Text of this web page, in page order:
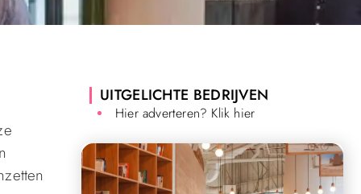
UITGELICHTE BEDRIJVEN
Hier adverteren? Klik hier